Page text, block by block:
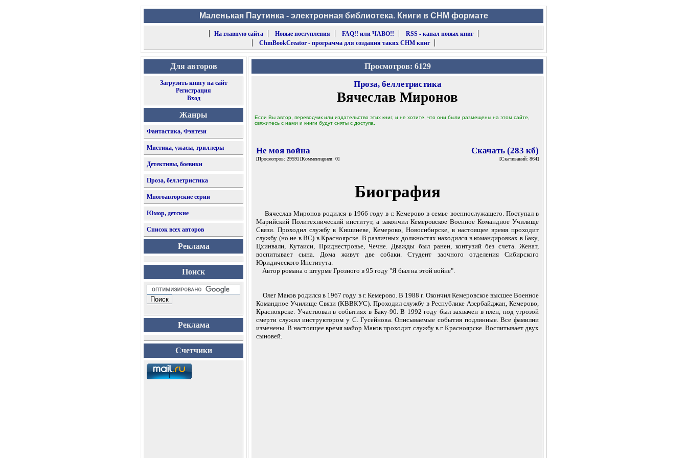
Маленькая Паутинка - электронная библиотека. Книги в CHM формате
|
На главную сайта| Новые поступления | FAQ!! или ЧАВО!! | RSS - канал новых книг|
|
ChmBookCreator - программа для создания таких CHM книг|
Для авторов
Загрузить книгу на сайт
Регистрация
Вход
Жанры
Фантастика, Фэнтези
Мистика, ужасы, триллеры
Детективы, боевики
Проза, беллетристика
Многоавторские серии
Юмор, детские
Список всех авторов
Реклама
Поиск
Реклама
Счетчики
Просмотров: 6129
Проза, беллетристика
Вячеслав Миронов
Если Вы автор, переводчик или издательство этих книг, и не хотите, что они были размещены на этом сайте,
свяжитесь с нами и книги будут сняты с доступа.
Не моя война
[Просмотров: 2959] [Комментариев: 0]
Скачать (283 кб)
[Скачиваний: 864]
Биография
Вячеслав Миронов родился в 1966 году в г. Кемерово в семье военнослужащего. Поступал в
Марийский Политехнический институт, а закончил Кемеровское Военное Командное Училище
Связи. Проходил службу в Кишиневе, Кемерово, Новосибирске, в настоящее время проходит
службу (но не в ВС) в Красноярске. В различных должностях находился в командировках в Баку,
Цхинвали, Кутаиси, Приднестровье, Чечне. Дважды был ранен, контузий без счета. Женат,
воспитывает сына. Дома живут две собаки. Студент заочного отделения Сибирского
Юридического Института.
Автор романа о штурме Грозного в 95 году "Я был на этой войне".
Олег Маков родился в 1967 году в г. Кемерово. В 1988 г. Окончил Кемеровское высшее Военное
Командное Училище Связи (КВВКУС). Проходил службу в Республике Азербайджан, Кемерово,
Красноярске. Участвовал в событиях в Баку-90. В 1992 году был захвачен в плен, под угрозой
смерти служил инструктором у С. Гусейнова. Описываемые события подлинные. Все фамилии
изменены. В настоящее время майор Маков проходит службу в г. Красноярске. Воспитывает двух
сыновей.